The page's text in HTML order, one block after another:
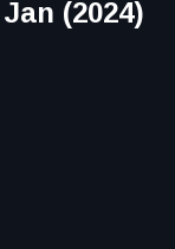
(2024)